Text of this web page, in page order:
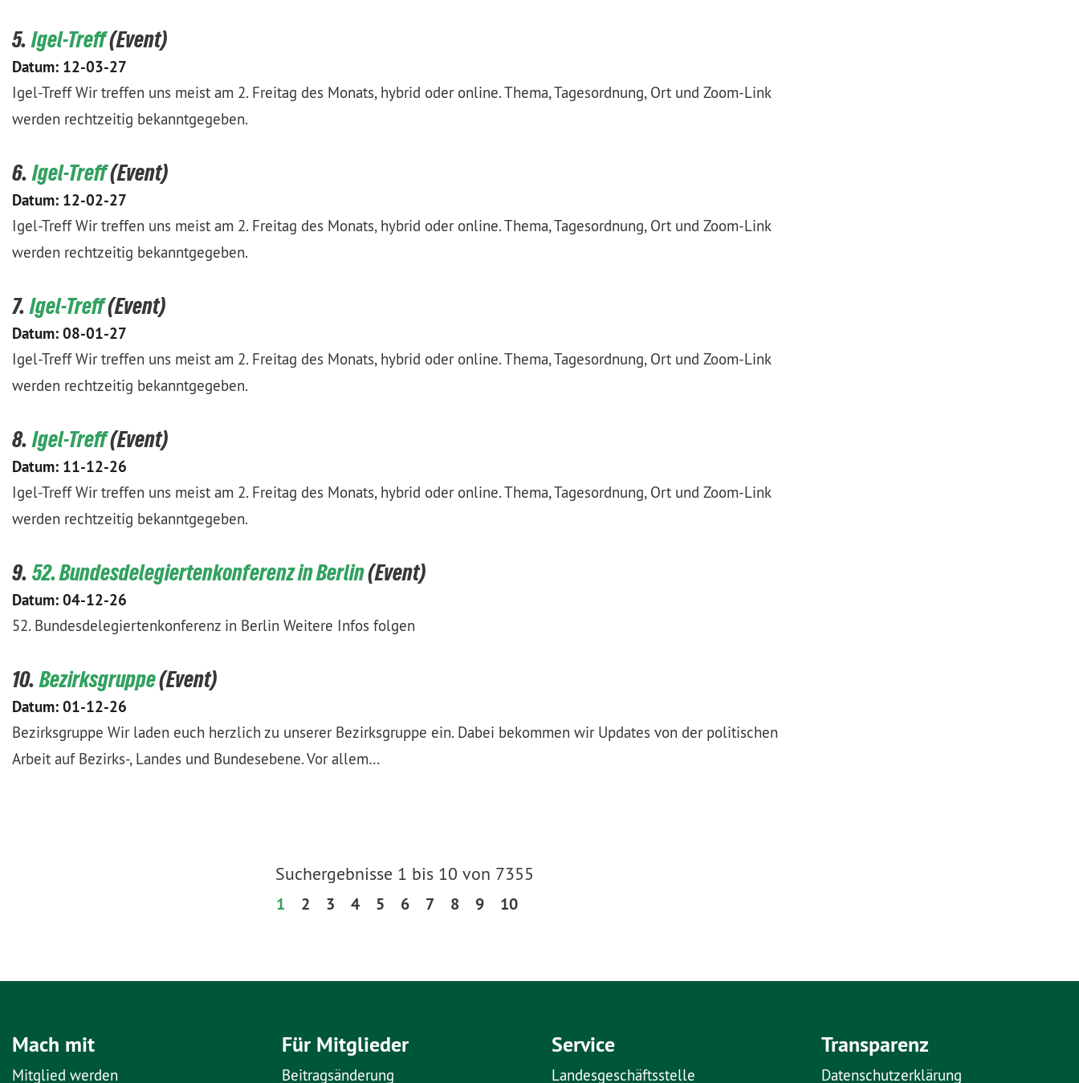
5. Igel-Treff
Datum: 12-03-27
Igel-Treff Wir treffen uns meist am 2. Freitag des Monats, hybrid oder online. Thema, Tagesordnung, Ort und Zoom-Link
werden rechtzeitig bekanntgegeben.
6. Igel-Treff
Datum: 12-02-27
Igel-Treff Wir treffen uns meist am 2. Freitag des Monats, hybrid oder online. Thema, Tagesordnung, Ort und Zoom-Link
werden rechtzeitig bekanntgegeben.
7. Igel-Treff
Datum: 08-01-27
Igel-Treff Wir treffen uns meist am 2. Freitag des Monats, hybrid oder online. Thema, Tagesordnung, Ort und Zoom-Link
werden rechtzeitig bekanntgegeben.
8. Igel-Treff
Datum: 11-12-26
Igel-Treff Wir treffen uns meist am 2. Freitag des Monats, hybrid oder online. Thema, Tagesordnung, Ort und Zoom-Link
werden rechtzeitig bekanntgegeben.
9. 52. Bundesdelegiertenkonferenz in Berlin
Datum: 04-12-26
52. Bundesdelegiertenkonferenz in Berlin Weitere Infos folgen
10. Bezirksgruppe
Datum: 01-12-26
Bezirksgruppe Wir laden euch herzlich zu unserer Bezirksgruppe ein. Dabei bekommen wir Updates von der politischen
Arbeit auf Bezirks-, Landes und Bundesebene. Vor allem…
Suchergebnisse 1 bis 10 von 7355
1 2 3 4 5 6 7 8 9 10
Mach mit
Mitglied werden
Für Mitglieder
Beitragsänderung
Service
Landesgeschäftsstelle
Transparenz
Datenschutzerklärung